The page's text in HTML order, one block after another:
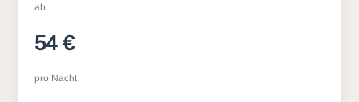
ab
54 €
pro Nacht